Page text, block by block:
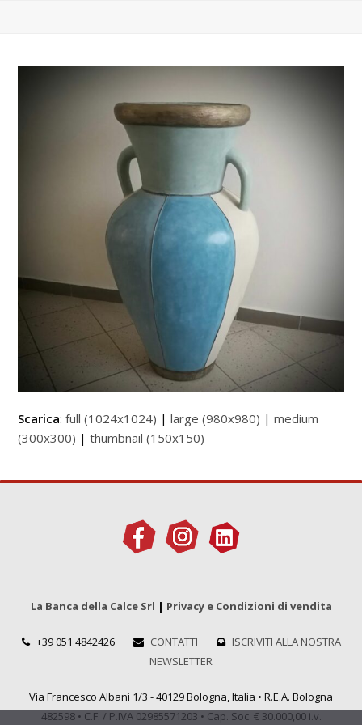
Scarica:full (1024x1024) |large (980x980) |medium
(300x300) |thumbnail (150x150)
La Banca della Calce Srl | Privacy e Condizioni di vendita
+39 051 4842426 CONTATTI
ISCRIVITI ALLA NOSTRA
NEWSLETTER
Via Francesco Albani 1/3 - 40129 Bologna, Italia • R.E.A. Bologna
482598 • C.F. / P.IVA 02985571203 • Cap. Soc. € 30.000,00 i.v.